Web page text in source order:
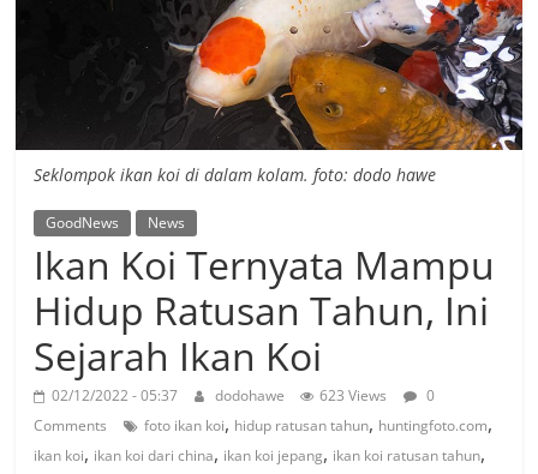
Seklompok ikan koi di dalam kolam. foto: dodo hawe
GoodNews News
Ikan Koi Ternyata Mampu
Hidup Ratusan Tahun, Ini
Sejarah Ikan Koi
02/12/2022 - 05:37 dodohawe 623 Views
0
Comments
foto ikan koi, hidup ratusan tahun, huntingfoto.com,
ikan koi, ikan koi dari china, ikan koi jepang, ikan koi ratusan tahun,